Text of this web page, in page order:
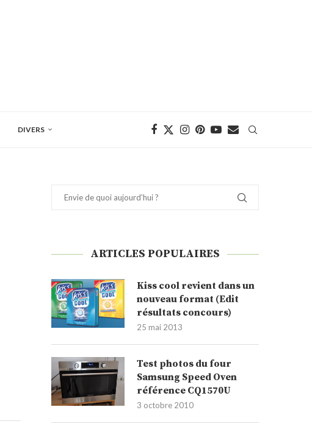
DIVERS
ARTICLES POPULAIRES
Kiss cool revient dans un
nouveau format (Edit
résultats concours)
25 mai 2013
Test photos du four
Samsung Speed Oven
référence CQ1570U
3 octobre 2010